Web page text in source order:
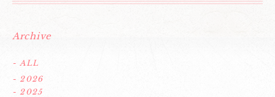
Archive
- ALL
- 2026
- 2025